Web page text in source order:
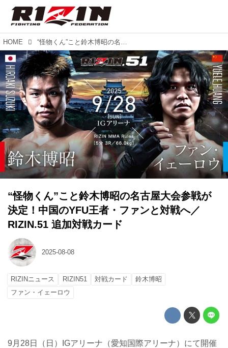
HOME “怪物くん”こと鈴木博昭の名古屋大会参戦が決定！中国のYFU王者・ファンと対戦へ／RIZIN.51 追加対戦カード
“怪物くん”こと鈴木博昭の名古屋大会参戦が
決定！中国のYFU王者・ファンと対戦へ／
RIZIN.51 追加対戦カード
2025-08-08
RIZINニュース RIZIN51 対戦カード
鈴木博昭
ファン・イェーロウ
9月28日（日）IGアリーナ（愛知国際アリーナ）にて開催